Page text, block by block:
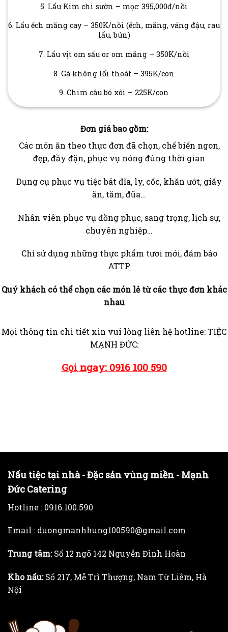
5. Lẩu Kim chi sườn – mọc: 395,000đ/nồi
6. Lẩu ếch măng cay – 350K/nồi (ếch, măng, váng đậu, rau
lẩu, bún)
7. Lẩu vịt om sấu or om măng – 350K/nồi
8. Gà không lối thoát – 395K/con
9. Chim câu bó xôi – 225K/con
Đơn giá bao gồm:
Các món ăn theo thực đơn đã chọn, chế biến ngon,
đẹp, đầy đặn, phục vụ nóng đúng thời gian
Dụng cụ phục vụ tiệc bát đĩa, ly, cốc, khăn ướt, giấy
ăn, tăm, đũa…
Nhân viên phục vụ đồng phục, sang trọng, lịch sự,
chuyên nghiệp…
Chỉ sử dụng những thực phẩm tươi mới, đảm bảo
ATTP
Quý khách có thể chọn các món lẻ từ các thực đơn khác
nhau
Mọi thông tin chi tiết xin vui lòng liên hệ hotline: TIỆC
MẠNH ĐỨC:
Gọi ngay: 0916 100 590
Nấu tiệc tại nhà - Đặc sản vùng miền - Mạnh
Đức Catering
Hotline : 0916.100.590
Email : duongmanhhung100590@gmail.com
Trung tâm:Số 12 ngõ 142 Nguyễn Đình Hoàn
Kho nấu:Số 217, Mễ Trì Thượng, Nam Từ Liêm, Hà
Nội